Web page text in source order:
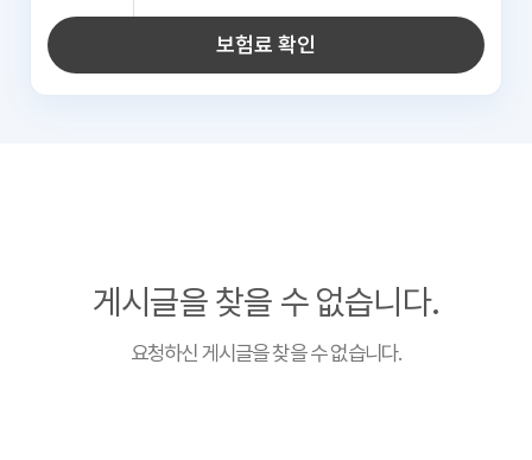
보험료 확인
게시글을 찾을 수 없습니다.
요청하신 게시글을 찾을 수 없습니다.